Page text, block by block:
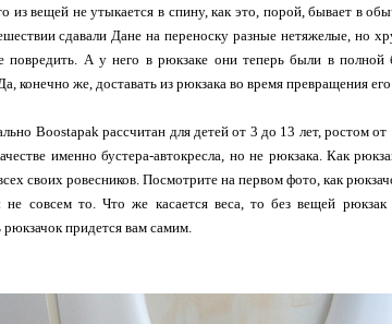
из вещей не утыкается в спину, как это, порой, бывает в
сдавали Дане на переноску разные нетяжелые, но
А у него в рюкзаке они теперь были в полной
конечно же, доставать из рюкзака во время превращения
Boostapak рассчитан для детей от 3 до 13 лет, ростом
именно бустера-автокресла, но не рюкзака. Как
своих ровесников. Посмотрите на первом фото, как
совсем то. Что же касается веса, то без вещей
придется вам самим.